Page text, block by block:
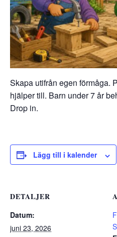
Skapa utifrån egen förmåga.
hjälper till. Barn under 7 år
Drop in.
Lägg till i kalender
DETALJER
Datum:
juni 23, 2026